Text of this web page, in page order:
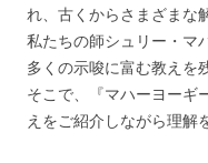
れ、古くからさまざまな
私たちの師シュリー・マ
多くの示唆に富む教えを
そこで、『マハーヨーギ
えをご紹介しながら理解